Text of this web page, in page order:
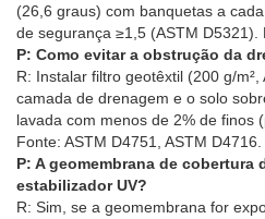
(26,6 graus) com banquetas a
de segurança ≥1,5 (ASTM D5321).
P: Como evitar a obstrução da
R: Instalar filtro geotêxtil (200 g/
camada de drenagem e o solo
lavada com menos de 2% de finos
Fonte: ASTM D4751, ASTM D4716.
P: A geomembrana de cobertura
estabilizador UV?
R: Sim, se a geomembrana for